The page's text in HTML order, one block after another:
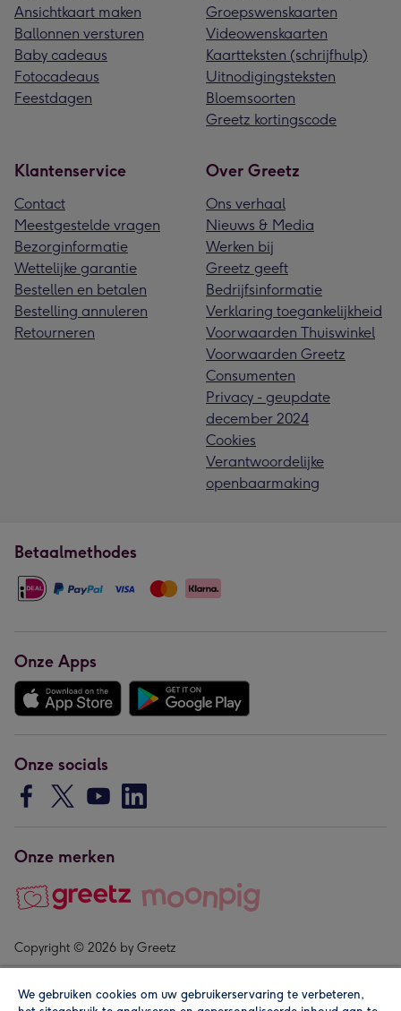
Ansichtkaart maken
Ballonnen versturen
Baby cadeaus
Fotocadeaus
Feestdagen
Groepswenskaarten
Videowenskaarten
Kaartteksten (schrijfhulp)
Uitnodigingsteksten
Bloemsoorten
Greetz kortingscode
Klantenservice
Contact
Meestgestelde vragen
Bezorginformatie
Wettelijke garantie
Bestellen en betalen
Bestelling annuleren
Retourneren
Over Greetz
Ons verhaal
Nieuws & Media
Werken bij
Greetz geeft
Bedrijfsinformatie
Verklaring toegankelijkheid
Voorwaarden Thuiswinkel
Voorwaarden Greetz
Consumenten
Privacy - geupdate
december 2024
Cookies
Verantwoordelijke
openbaarmaking
Betaalmethodes
Onze Apps
Onze socials
Onze merken
Copyright © 2026 by Greetz
We gebruiken cookies om uw gebruikerservaring te verbeteren,